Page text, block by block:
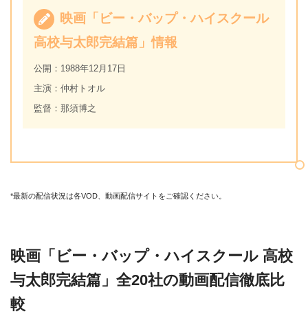
映画「ビー・バップ・ハイスクール
高校与太郎完結篇」情報
公開：1988年12月17日
主演：仲村トオル
監督：那須博之
*最新の配信状況は各VOD、動画配信サイトをご確認ください。
映画「ビー・バップ・ハイスクール 高校
与太郎完結篇」全20社の動画配信徹底比
較